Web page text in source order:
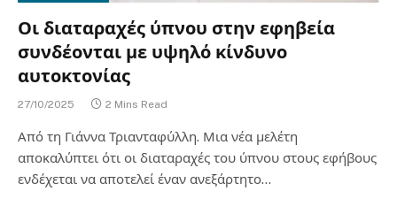
Οι διαταραχές ύπνου στην εφηβεία
συνδέονται με υψηλό κίνδυνο
αυτοκτονίας
27/10/2025 2 Mins Read
Από τη Γιάννα Τριανταφύλλη. Μια νέα μελέτη
αποκαλύπτει ότι οι διαταραχές του ύπνου στους εφήβους
ενδέχεται να αποτελεί έναν ανεξάρτητο…